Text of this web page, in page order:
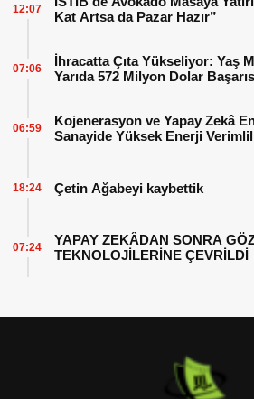
Kat Artsa da Pazar Hazır”
12:07
İhracatta Çıta Yükseliyor: Yaş
Yarıda 572 Milyon Dolar
07:06
Kojenerasyon ve Yapay Zekâ
Sanayide Yüksek Enerji
06:59
Çetin Ağabeyi kaybettik
18:24
YAPAY ZEKÂDAN SONRA
TEKNOLOJİLERİNE ÇEVRİLDİ
07:24